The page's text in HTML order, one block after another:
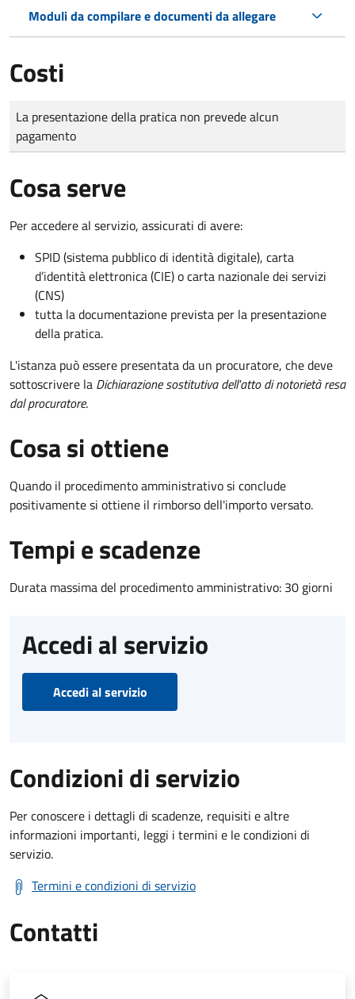
Moduli da compilare e documenti da allegare
Costi
Tipo di pagamento
Importo
La presentazione della pratica non prevede alcun
pagamento
Cosa serve
Per accedere al servizio, assicurati di avere:
SPID (sistema pubblico di identità digitale), carta
d’identità elettronica (CIE) o carta nazionale dei servizi
(CNS)
tutta la documentazione prevista per la presentazione
della pratica.
L'istanza può essere presentata da un procuratore, che deve
sottoscrivere la Dichiarazione sostitutiva dell'atto di notorietà resa
dal procuratore.
Cosa si ottiene
Quando il procedimento amministrativo si conclude
positivamente si ottiene il rimborso dell'importo versato.
Tempi e scadenze
Durata massima del procedimento amministrativo: 30 giorni
Accedi al servizio
Accedi al servizio
Condizioni di servizio
Per conoscere i dettagli di scadenze, requisiti e altre
informazioni importanti, leggi i termini e le condizioni di
servizio.
Termini e condizioni di servizio
Contatti